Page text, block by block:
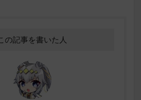
の記事を書いた人